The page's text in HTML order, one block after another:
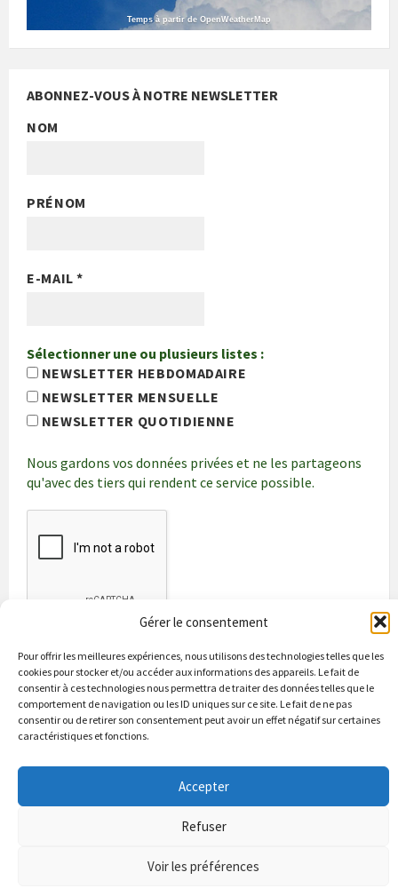
Gérer le consentement
Pour offrir les meilleures expériences, nous utilisons des technologies telles que les
cookies pour stocker et/ou accéder aux informations des appareils. Le fait de
consentir à ces technologies nous permettra de traiter des données telles que le
comportement de navigation ou les ID uniques sur ce site. Le fait de ne pas
consentir ou de retirer son consentement peut avoir un effet négatif sur certaines
caractéristiques et fonctions.
Accepter
Refuser
Voir les préférences
Temps à partir de OpenWeatherMap
ABONNEZ-VOUS À NOTRE NEWSLETTER
NOM
PRÉNOM
E-MAIL*
Sélectionner une ou plusieurs listes :
NEWSLETTER HEBDOMADAIRE
NEWSLETTER MENSUELLE
NEWSLETTER QUOTIDIENNE
Nous gardons vos données privées et ne les partageons
qu'avec des tiers qui rendent ce service possible.
Bienvenue à Puycapel La municipalité
Actualités
Les bonnes adresses
Contacts & renseignements
Conformité à la loi RGPD
Puycapel.fr utilise des cookies pour améliorer les performance et
votre usage du site web. nous présumons de votre accord pour